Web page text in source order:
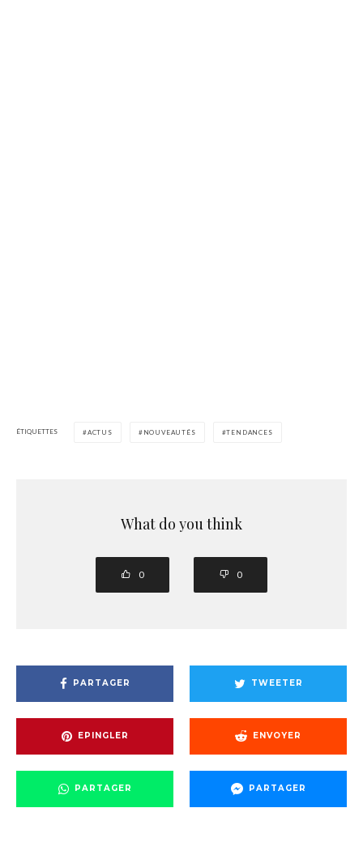
ÉTIQUETTES ACTUS NOUVEAUTÉS TENDANCES
What do you think
0 0
PARTAGER TWEETER
EPINGLER ENVOYER
PARTAGER PARTAGER